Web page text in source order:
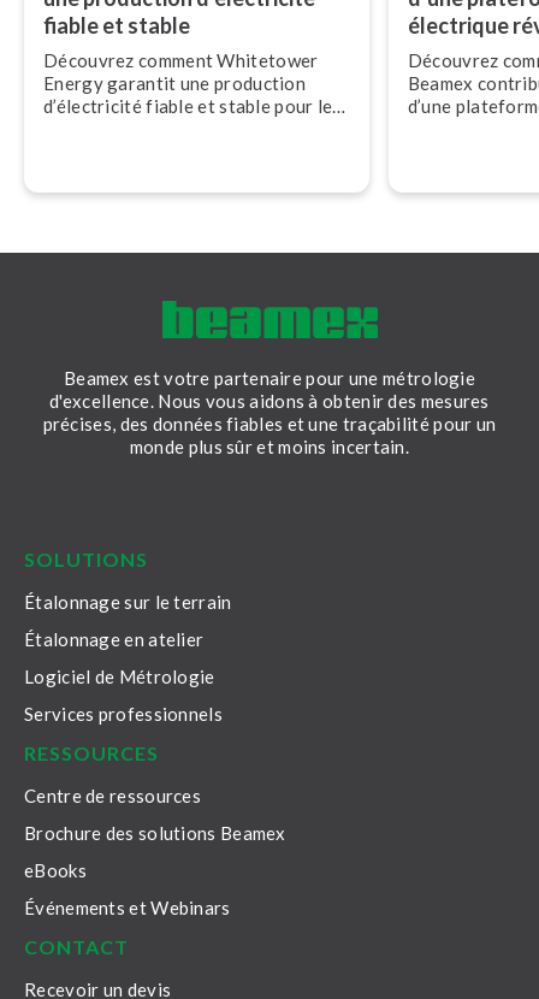
fiable et stable
Découvrez comment Whitetower
Energy garantit une production
d’électricité fiable et stable pour le
électrique
Découvrez
Beamex
d’une
Beamex est votre partenaire pour une métrologie
d'excellence. Nous vous aidons à obtenir des mesures
précises, des données fiables et une traçabilité pour un
monde plus sûr et moins incertain.
SOLUTIONS
Étalonnage sur le terrain
Étalonnage en atelier
Logiciel de Métrologie
Services professionnels
RESSOURCES
Centre de ressources
Brochure des solutions Beamex
eBooks
Événements et Webinars
CONTACT
Recevoir un devis